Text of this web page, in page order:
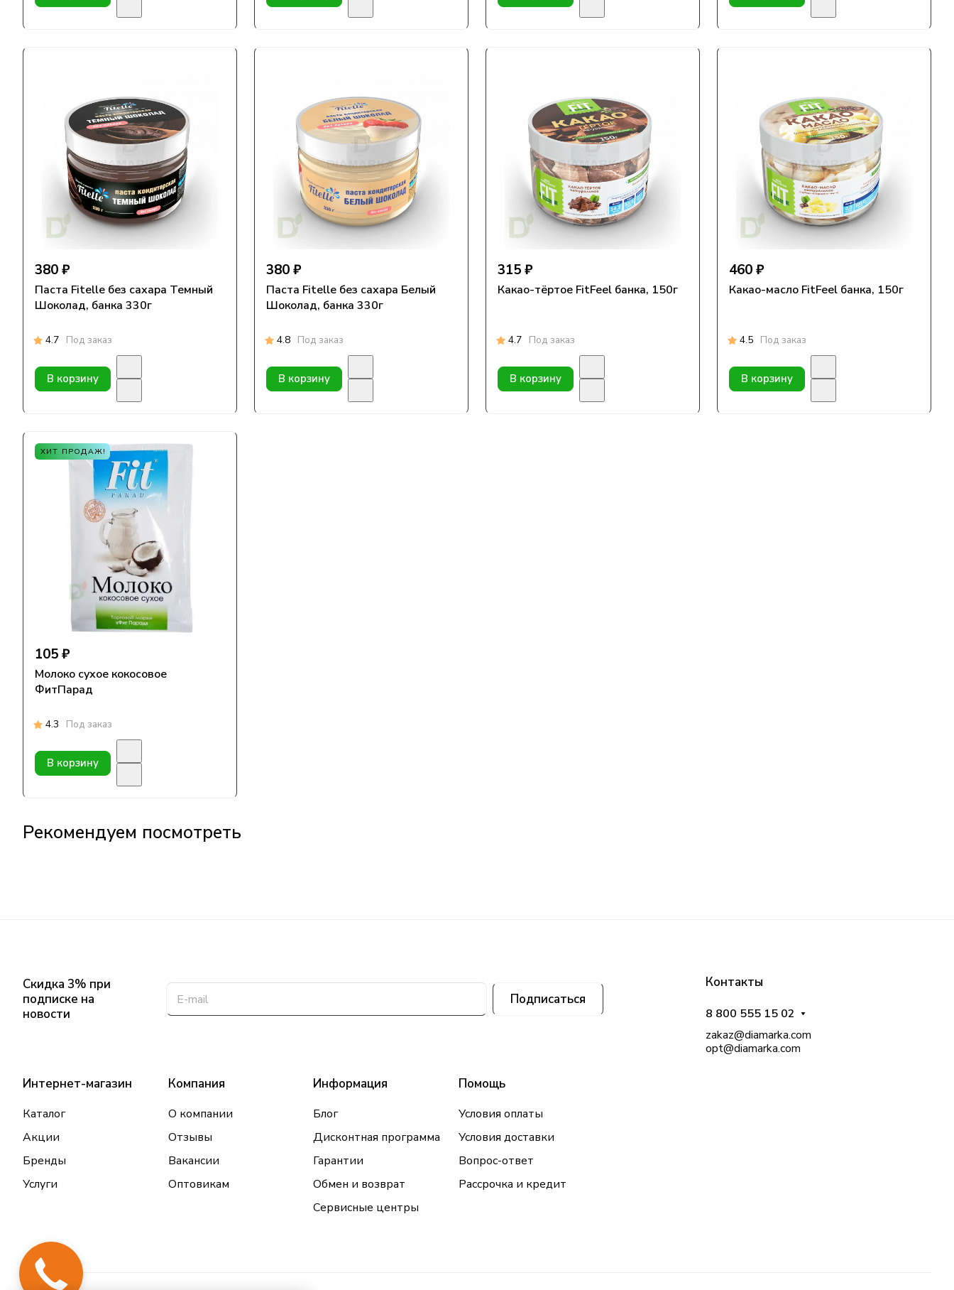
380 ₽
Паста Fitelle без сахара Темный
Шоколад, банка 330г
4.7 Под заказ
В корзину
380 ₽
Паста Fitelle без сахара Белый
Шоколад, банка 330г
4.8 Под заказ
В корзину
315 ₽
Какао-тёртое FitFeel банка, 150г
4.7 Под заказ
В корзину
460 ₽
Какао-масло FitFeel банка, 150г
4.5 Под заказ
В корзину
ХИТ ПРОДАЖ!
105 ₽
Молоко сухое кокосовое
ФитПарад
4.3 Под заказ
В корзину
Рекомендуем посмотреть
Скидка 3% при
подписке на
новости
Подписаться
Интернет-магазин
Каталог
Акции
Бренды
Услуги
Компания
О компании
Отзывы
Вакансии
Оптовикам
Информация
Блог
Дисконтная программа
Гарантии
Обмен и возврат
Сервисные центры
Помощь
Условия оплаты
Условия доставки
Вопрос-ответ
Рассрочка и кредит
Контакты
8 800 555 15 02
zakaz@diamarka.com
opt@diamarka.com
Закажи
звонок